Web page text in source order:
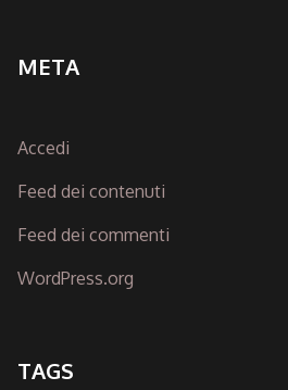
META
Accedi
Feed dei contenuti
Feed dei commenti
WordPress.org
TAGS